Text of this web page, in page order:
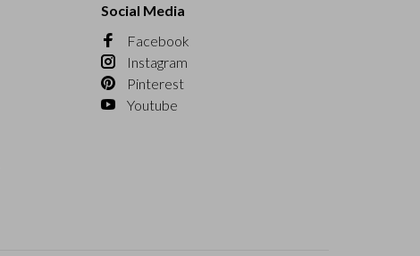
Social Media
Facebook
Instagram
Pinterest
Youtube